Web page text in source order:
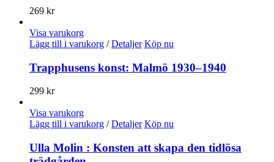
269 kr
Visa varukorg
Lägg till i varukorg / Detaljer Köp nu
Trapphusens konst: Malmö 1930–1940
299 kr
Visa varukorg
Lägg till i varukorg / Detaljer Köp nu
Ulla Molin : Konsten att skapa den tidlösa